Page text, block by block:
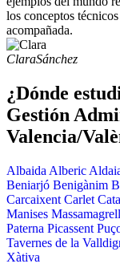
los conceptos
acompañada.
ClaraSánchez
¿Dónde
Gestión
Valencia/
Albaida Alberic
Beniarjó Benigànim
Carcaixent Carlet
Manises Massamagrell
Paterna Picassent
Tavernes de la
Xàtiva